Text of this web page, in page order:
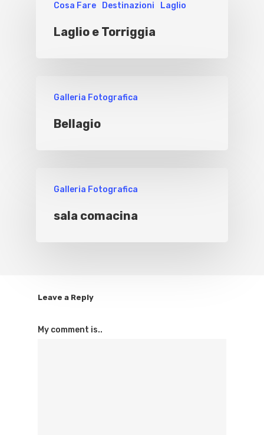
Cosa Fare Destinazioni Laglio
Laglio e Torriggia
Galleria Fotografica
Bellagio
Galleria Fotografica
sala comacina
Leave a Reply
My comment is..